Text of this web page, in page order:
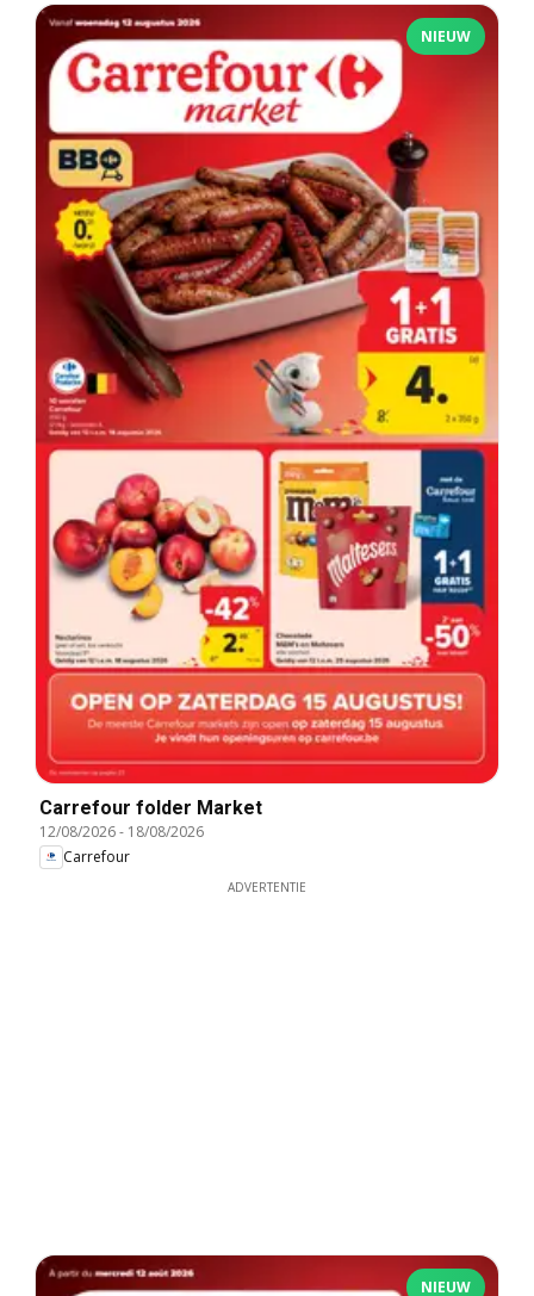
NIEUW
Carrefour folder Market
12/08/2026- 18/08/2026
Carrefour
ADVERTENTIE
NIEUW